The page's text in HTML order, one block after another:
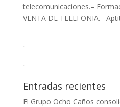
telecomunicaciones.–
VENTA DE TELEFONIA.–
Entradas recientes
El Grupo Ocho Caños